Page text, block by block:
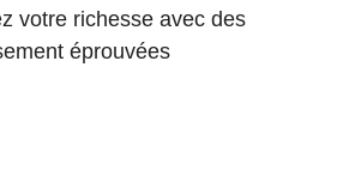
votre richesse avec des
éprouvées